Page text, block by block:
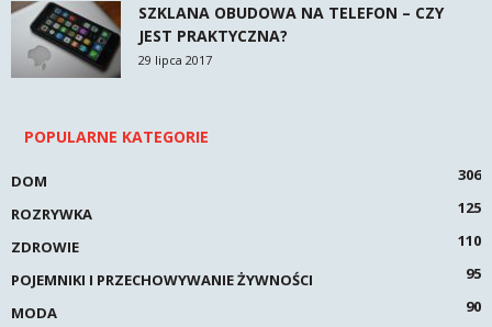
SZKLANA OBUDOWA NA TELEFON – CZY
JEST PRAKTYCZNA?
29 lipca 2017
POPULARNE KATEGORIE
DOM
306
ROZRYWKA
125
ZDROWIE
110
POJEMNIKI I PRZECHOWYWANIE ŻYWNOŚCI
95
MODA
90